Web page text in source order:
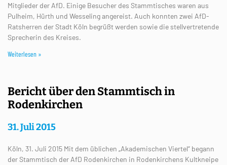
Mitglieder der AfD. Einige Besucher des Stammtisches waren aus
Pulheim, Hürth und Wesseling angereist. Auch konnten zwei AfD-
Ratsherren der Stadt Köln begrüßt werden sowie die stellvertretende
Sprecherin des Kreises.
Weiterlesen »
Bericht über den Stammtisch in
Rodenkirchen
31. Juli 2015
Köln, 31. Juli 2015 Mit dem üblichen „Akademischen Viertel“ begann
der Stammtisch der AfD Rodenkirchen in Rodenkirchens Kultkneipe